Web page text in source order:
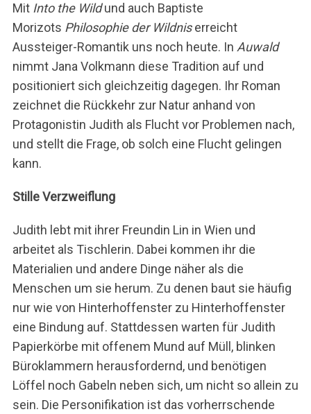
Mit Into the Wildund auch Baptiste
Morizots Philosophie der Wildniserreicht
Aussteiger-Romantik uns noch heute. In Auwald
nimmt Jana Volkmann diese Tradition auf und
positioniert sich gleichzeitig dagegen. Ihr Roman
zeichnet die Rückkehr zur Natur anhand von
Protagonistin Judith als Flucht vor Problemen nach,
und stellt die Frage, ob solch eine Flucht gelingen
kann.
Stille Verzweiflung
Judith lebt mit ihrer Freundin Lin in Wien und
arbeitet als Tischlerin. Dabei kommen ihr die
Materialien und andere Dinge näher als die
Menschen um sie herum. Zu denen baut sie häufig
nur wie von Hinterhoffenster zu Hinterhoffenster
eine Bindung auf. Stattdessen warten für Judith
Papierkörbe mit offenem Mund auf Müll, blinken
Büroklammern herausfordernd, und benötigen
Löffel noch Gabeln neben sich, um nicht so allein zu
sein. Die Personifikation ist das vorherrschende